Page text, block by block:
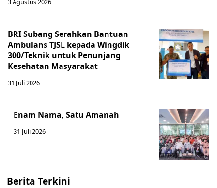
3 Agustus 2026
BRI Subang Serahkan Bantuan
Ambulans TJSL kepada Wingdik
300/Teknik untuk Penunjang
Kesehatan Masyarakat ​
31 Juli 2026
Enam Nama, Satu Amanah
31 Juli 2026
Berita Terkini